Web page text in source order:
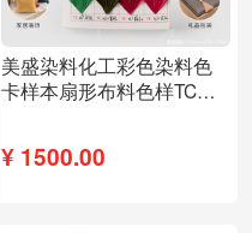
美盛染料化工彩色染料色
卡样本扇形布料色样TC编
¥ 1500.00